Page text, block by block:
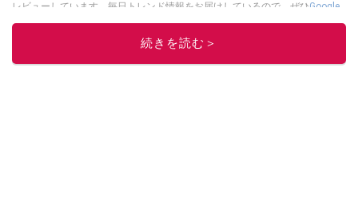
レビューしています。毎日トレンド情報をお届けしているので、ぜひGoogle
ニュースでフォローしてください！
このイチオシストの他の記事を読む
続きを読む＞